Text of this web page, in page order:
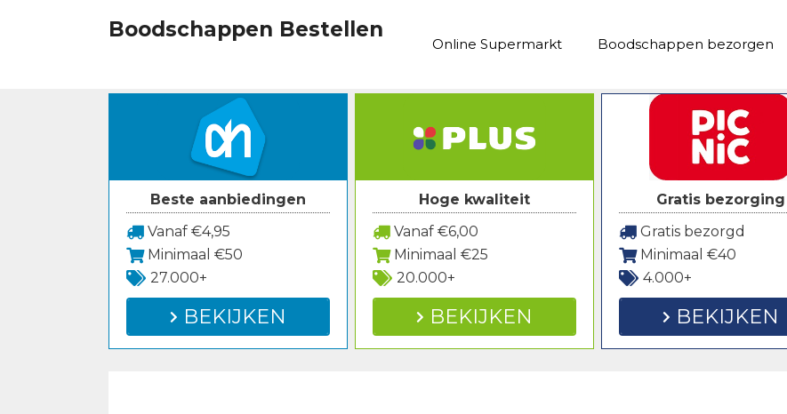
Boodschappen Bestellen
Online Supermarkt Boodschappen bezorgen
Beste aanbiedingen
Vanaf €4,95
Minimaal €50
27.000+
BEKIJKEN
Hoge kwaliteit
Vanaf €6,00
Minimaal €25
20.000+
BEKIJKEN
Gratis bezorging
Gratis bezorgd
Minimaal €40
4.000+
BEKIJKEN